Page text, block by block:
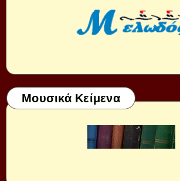
Μουσικά Κείμενα